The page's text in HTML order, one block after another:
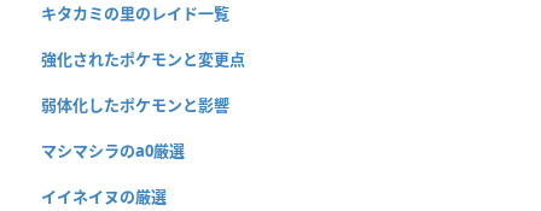
キタカミの里のレイド一覧
強化されたポケモンと変更点
弱体化したポケモンと影響
マシマシラのa0厳選
イイネイヌの厳選